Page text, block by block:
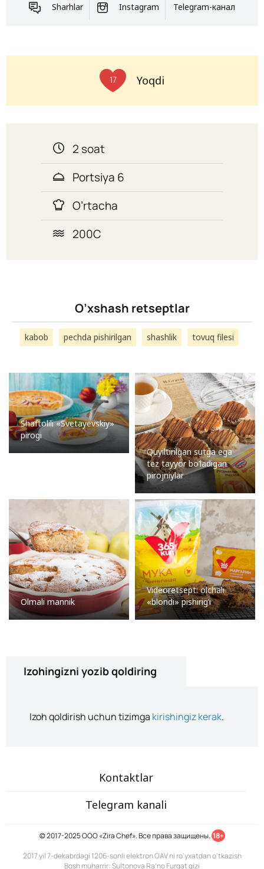
Sharhlar Instagram Telegram-канал
17 Yoqdi
2 soat
Portsiya 6
O’rtacha
200С
O’xshash retseptlar
kabob pechda pishirilgan shashlik tovuq filesi
Shaftolili «Svetayevskiy»
pirogi
Quyiltirilgan sutga ega
tez tayyor bo’ladigan
pirojniylar
Olmali mannik
Videoretsept: olchali
«blondi» pishirig’i
Izohingizni yozib qoldiring
Izoh qoldirish uchun tizimga kirishingiz kerak.
Kontaktlar
Telegram kanali
© 2017-2025 ООО «Zira Chef». Все права защищены. 18+
2017 yil 7-dekabrdagi 1206-sonli elektron OAV ni ro'yxatdan o'tkazish
Bosh muharrir: Sultonova Ra’no Furqat qizi